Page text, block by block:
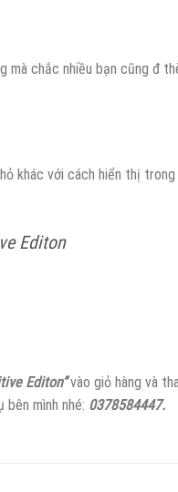
chắc nhiều bạn cũng đ
khác với cách hiển thị
Editon
Editon”vào giỏ hàng và
mình nhé: 0378584447.